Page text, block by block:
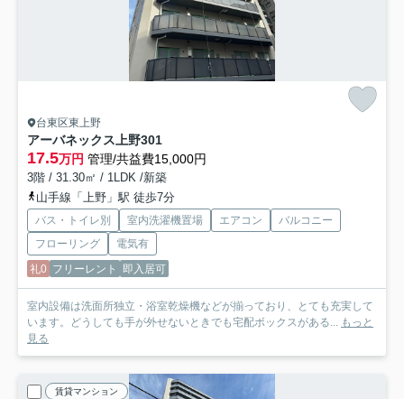
台東区東上野
アーバネックス上野301
17.5万円 管理/共益費15,000円
3階 / 31.30㎡ / 1LDK /新築
山手線「上野」駅 徒歩7分
バス・トイレ別 室内洗濯機置場 エアコン
バルコニー
フローリング
電気有
礼0 フリーレント 即入居可
室内設備は洗面所独立・浴室乾燥機などが揃っており、とても充実して
います。どうしても手が外せないときでも宅配ボックスがある...
もっと
見る
賃貸マンション